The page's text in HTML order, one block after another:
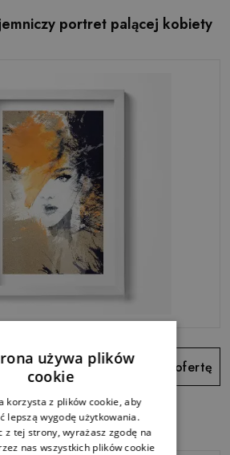
portret palącej kobiety
Zobacz ofertę
kobiety abstrakcja
używa plików
cookie
korzysta z plików cookie, aby
lepszą wygodę użytkowania.
z tej strony, wyrażasz zgodę na
nas wszystkich plików cookie